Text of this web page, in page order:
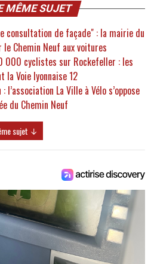
MÊME SUJET
consultation de façade" : la mairie du
Chemin Neuf aux voitures
000 cyclistes sur Rockefeller : les
la Voie lyonnaise 12
: l’association La Ville à Vélo s’oppose
du Chemin Neuf
sujet ↓